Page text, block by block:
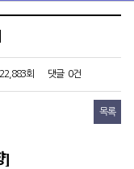
22,883회 댓글 0건
목록
]